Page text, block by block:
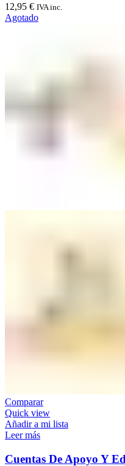
12,95 € IVA inc.
Agotado
Comparar
Quick view
Añadir a mi lista
Leer más
Cuentas De Apoyo Y